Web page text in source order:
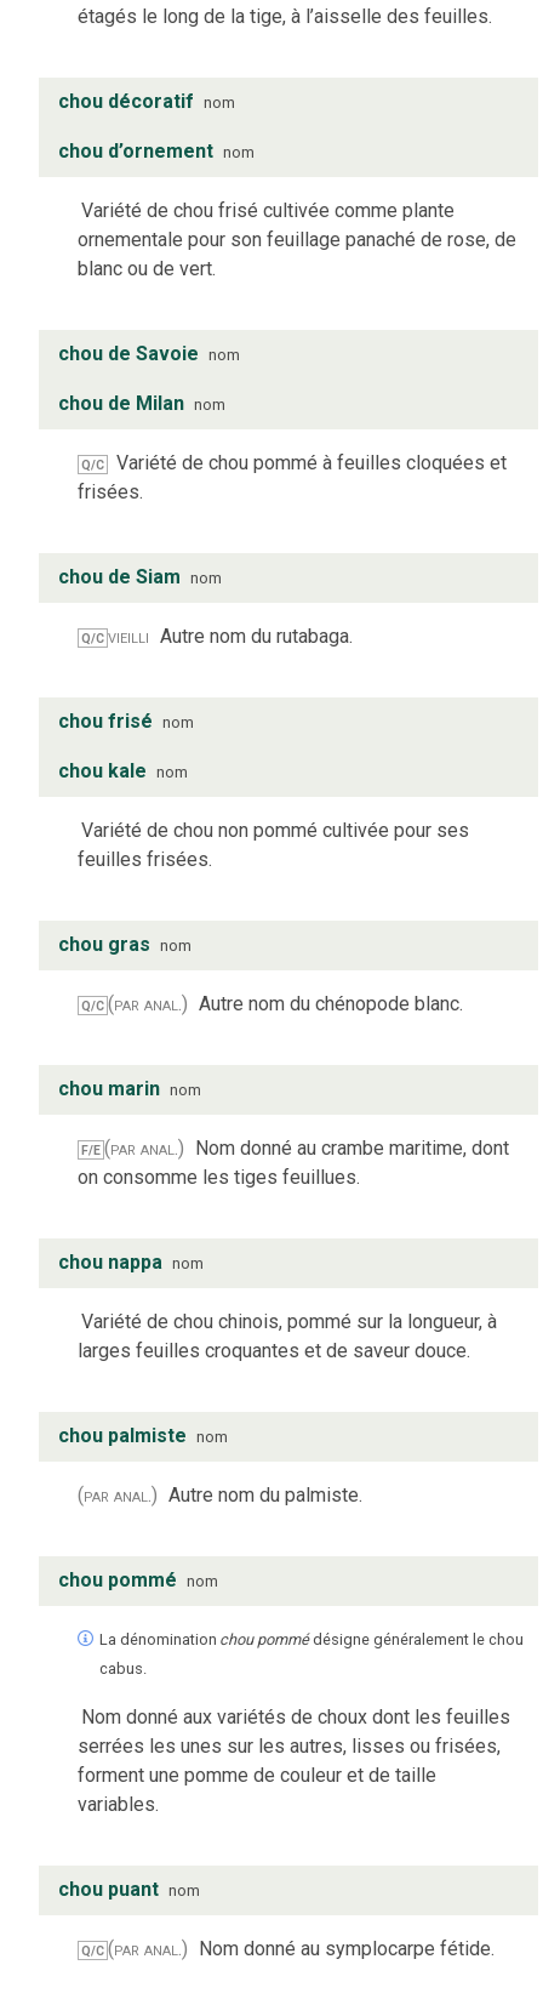
étagés le long de la tige, à l’aisselle des feuilles.
chou décoratif nom
chou d’ornement nom
Variété de chou frisé cultivée comme plante
ornementale pour son feuillage panaché de rose, de
blanc ou de vert.
chou de Savoie nom
chou de Milan nom
Q/C
Variété de chou pommé à feuilles cloquées et
frisées.
chou de Siam nom
Q/C vieilli Autre nom du rutabaga.
chou frisé nom
chou kale nom
Variété de chou non pommé cultivée pour ses
feuilles frisées.
chou gras nom
Q/C (par anal.) Autre nom du chénopode blanc.
chou marin nom
F/E (par anal.) Nom donné au crambe maritime, dont
on consomme les tiges feuillues.
chou nappa nom
Variété de chou chinois, pommé sur la longueur, à
larges feuilles croquantes et de saveur douce.
chou palmiste nom
(par anal.) Autre nom du palmiste.
chou pommé nom
La dénomination chou pommédésigne généralement le chou
cabus.
Nom donné aux variétés de choux dont les feuilles
serrées les unes sur les autres, lisses ou frisées,
forment une pomme de couleur et de taille
variables.
chou puant nom
Q/C (par anal.) Nom donné au symplocarpe fétide.